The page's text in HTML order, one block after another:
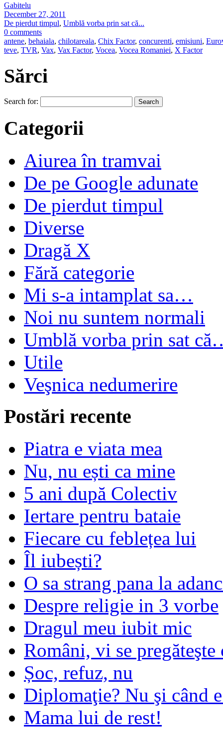
Gabitelu
December 27, 2011
De pierdut timpul, Umblă vorba prin sat că...
0 comments
antene, behaiala, chilotareala, Chix Factor, concurenti, emisiuni,
teve, TVR, Vax, Vax Factor, Vocea, Vocea Romaniei, X Factor
Sărci
Search for:
Categorii
Aiurea în tramvai
De pe Google adunate
De pierdut timpul
Diverse
Dragă X
Fără categorie
Mi s-a intamplat sa…
Noi nu suntem normali
Umblă vorba prin sat
Utile
Veşnica nedumerire
Postări recente
Piatra e viata mea
Nu, nu ești ca mine
5 ani după Colectiv
Iertare pentru bataie
Fiecare cu feblețea lui
Îl iubești?
O sa strang pana la
Despre religie in 3 vorbe
Dragul meu iubit mic
Români, vi se pregăteşte
Șoc, refuz, nu
Diplomaţie? Nu şi când
Mama lui de rest!